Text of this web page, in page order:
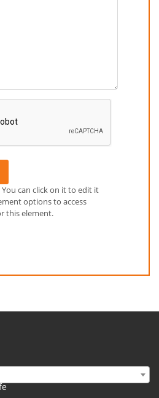
can click on it to edit it
options to access
this element.